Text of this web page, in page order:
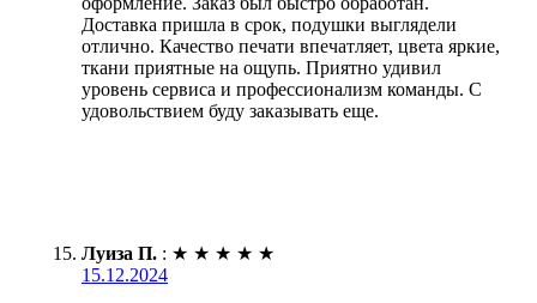
Доставка пришла в срок, подушки выглядели
отлично. Качество печати впечатляет, цвета яркие,
ткани приятные на ощупь. Приятно удивил
уровень сервиса и профессионализм команды. С
удовольствием буду заказывать еще.
Луиза П. : ★ ★ ★ ★ ★
15.12.2024